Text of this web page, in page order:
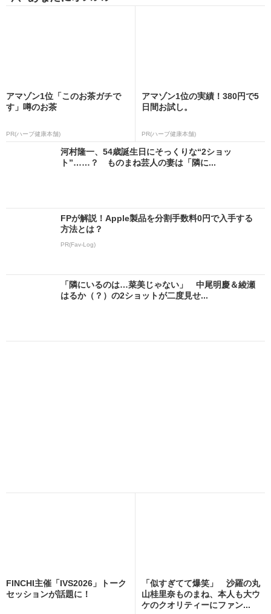
アマゾン1位「このお茶ガチで
す」噂のお茶
PR(ハーブ健康本舗)
アマゾン1位の実績！380円で5
日間お試し。
PR(ハーブ健康本舗)
河村隆一、54歳誕生日にそっくりな“2ショッ
ト”……？ ものまね芸人の妻は「隣に...
FPが解説！Apple製品を分割手数料0円で入手する
方法とは？
PR(Fav-Log)
「隣にいるのは…菜美じゃない」 中尾明慶＆綾瀬
はるか（？）の2ショットが二度見せ...
FINCHI主催「IVS2026」トーク
セッションが話題に！
「似すぎてて爆笑」 沙羅の丸
山桂里奈ものまね、本人も大ウ
ケのクオリティーにファン...